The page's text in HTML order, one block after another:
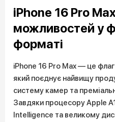
iPhone 16 Pro
можливостей у
форматі
iPhone 16 Pro Max — це
який поєднує найвищу
систему камер та
Завдяки процесору Apple
Intelligence та великому